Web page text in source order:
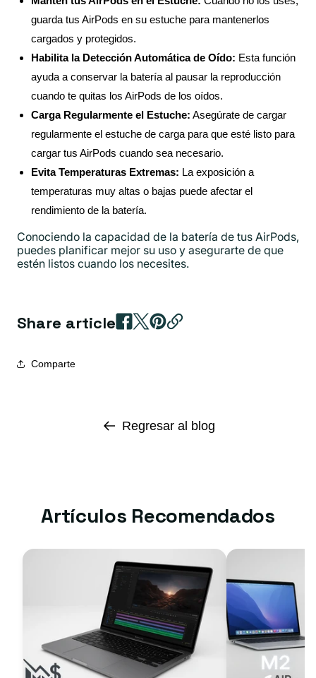
guarda tus AirPods en su estuche para mantenerlos
cargados y protegidos.
Habilita la Detección Automática de Oído: Esta función
ayuda a conservar la batería al pausar la reproducción
cuando te quitas los AirPods de los oídos.
Carga Regularmente el Estuche: Asegúrate de cargar
regularmente el estuche de carga para que esté listo para
cargar tus AirPods cuando sea necesario.
Evita Temperaturas Extremas: La exposición a
temperaturas muy altas o bajas puede afectar el
rendimiento de la batería.
Conociendo la capacidad de la batería de tus AirPods,
puedes planificar mejor su uso y asegurarte de que
estén listos cuando los necesites.
Share article
Comparte
Regresar al blog
Artículos Recomendados